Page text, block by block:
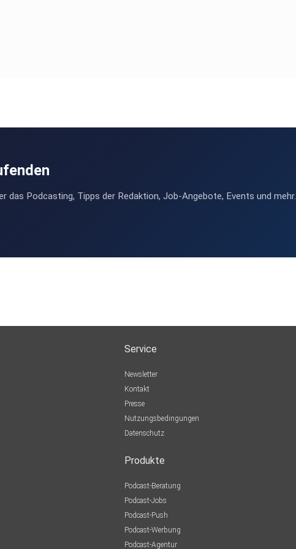
Podcasting, Tipps der Redaktion, Job-Angebote, Events und mehr.
Service
Newsletter
Kontakt
Presse
Nutzungsbedingungen
Datenschutz
Produkte
Podcast-Beratung
Podcast-Jobs
Podcast-Push
Podcast-Werbung
Podcast-Agentur